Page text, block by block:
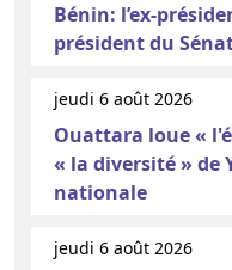
Bénin: l’ex-
président du
jeudi 6 août 2026
Ouattara loue «
« la diversité » de
nationale
jeudi 6 août 2026